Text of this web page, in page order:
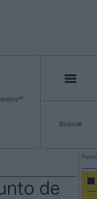
2P
Buscar
de